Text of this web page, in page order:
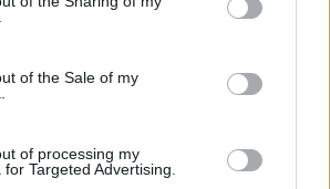
of the Sale of my
of processing my
Targeted Advertising.